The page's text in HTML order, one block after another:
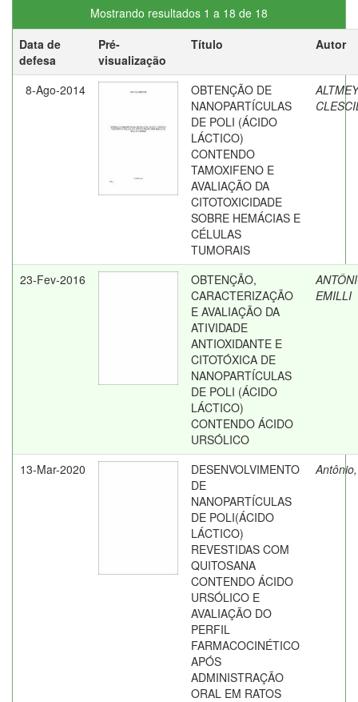
Mostrando resultados 1 a 18 de 18
Data de
defesa
Pré-
visualização
Título Autor
8-Ago-2014
OBTENÇÃO DE
NANOPARTÍCULAS
DE POLI (ÁCIDO
LÁCTICO)
CONTENDO
TAMOXIFENO E
AVALIAÇÃO DA
CITOTOXICIDADE
SOBRE HEMÁCIAS E
CÉLULAS
TUMORAIS
23-Fev-2016
OBTENÇÃO,
CARACTERIZAÇÃO
E AVALIAÇÃO DA
ATIVIDADE
ANTIOXIDANTE E
CITOTÓXICA DE
NANOPARTÍCULAS
DE POLI (ÁCIDO
LÁCTICO)
CONTENDO ÁCIDO
URSÓLICO
EMILLI
13-Mar-2020
DESENVOLVIMENTO
DE
NANOPARTÍCULAS
DE POLI(ÁCIDO
LÁCTICO)
REVESTIDAS COM
QUITOSANA
CONTENDO ÁCIDO
URSÓLICO E
AVALIAÇÃO DO
PERFIL
FARMACOCINÉTICO
APÓS
ADMINISTRAÇÃO
ORAL EM RATOS